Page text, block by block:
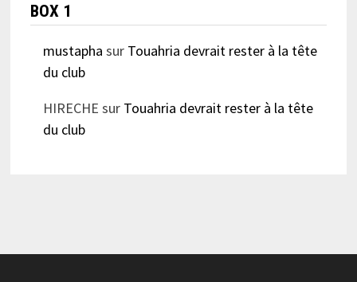
BOX 1
mustapha sur Touahria devrait rester à la tête
du club
HIRECHE sur Touahria devrait rester à la tête
du club